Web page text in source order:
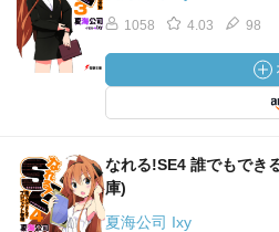
1058 4.03 98
なれる!SE4 誰でもでき
庫)
夏海公司 Ixy